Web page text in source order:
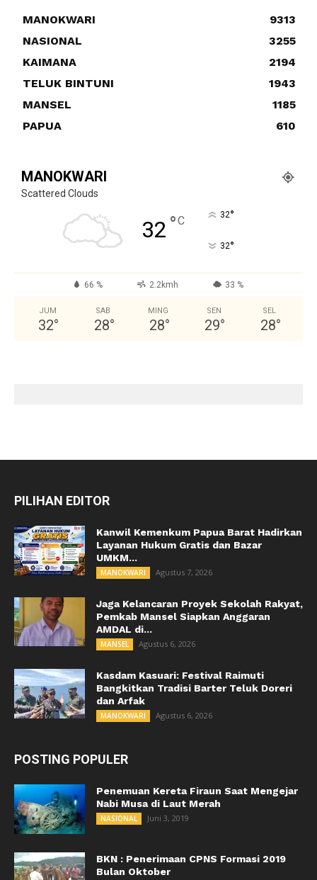
MANOKWARI
9313
NASIONAL
3255
KAIMANA
2194
TELUK BINTUNI
1943
MANSEL
1185
PAPUA
610
MANOKWARI
Scattered Clouds
32 °C 32°
32°
66 % 2.2kmh 33 %
JUM
32°
SAB
28°
MING
28°
SEN
29°
SEL
28°
PILIHAN EDITOR
Kanwil Kemenkum Papua Barat Hadirkan
Layanan Hukum Gratis dan Bazar
UMKM...
MANOKWARI Agustus 7, 2026
Jaga Kelancaran Proyek Sekolah Rakyat,
Pemkab Mansel Siapkan Anggaran
AMDAL di...
MANSEL Agustus 6, 2026
Kasdam Kasuari: Festival Raimuti
Bangkitkan Tradisi Barter Teluk Doreri
dan Arfak
MANOKWARI Agustus 6, 2026
POSTING POPULER
Penemuan Kereta Firaun Saat Mengejar
Nabi Musa di Laut Merah
NASIONAL Juni 3, 2019
BKN : Penerimaan CPNS Formasi 2019
Bulan Oktober